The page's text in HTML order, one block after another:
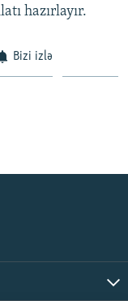
hazırlayır.
Bizi izlə